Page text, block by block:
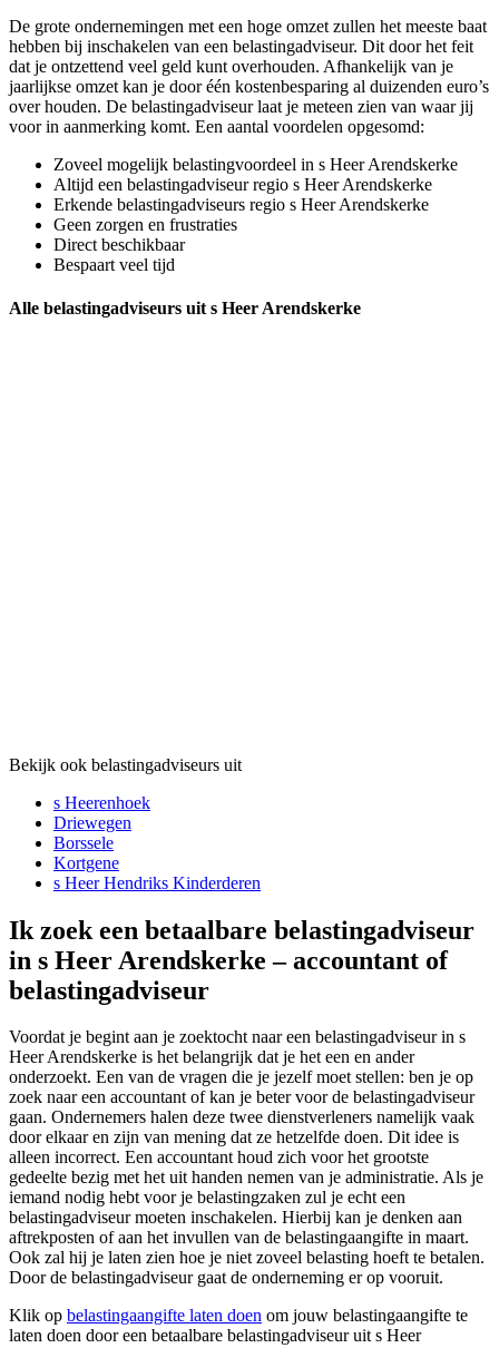
De grote ondernemingen met een hoge omzet zullen het meeste baat
hebben bij inschakelen van een belastingadviseur. Dit door het feit
dat je ontzettend veel geld kunt overhouden. Afhankelijk van je
jaarlijkse omzet kan je door één kostenbesparing al duizenden euro’s
over houden. De belastingadviseur laat je meteen zien van waar jij
voor in aanmerking komt. Een aantal voordelen opgesomd:
Zoveel mogelijk belastingvoordeel in s Heer Arendskerke
Altijd een belastingadviseur regio s Heer Arendskerke
Erkende belastingadviseurs regio s Heer Arendskerke
Geen zorgen en frustraties
Direct beschikbaar
Bespaart veel tijd
Alle belastingadviseurs uit s Heer Arendskerke
Bekijk ook belastingadviseurs uit
s Heerenhoek
Driewegen
Borssele
Kortgene
s Heer Hendriks Kinderderen
Ik zoek een betaalbare belastingadviseur
in s Heer Arendskerke – accountant of
belastingadviseur
Voordat je begint aan je zoektocht naar een belastingadviseur in s
Heer Arendskerke is het belangrijk dat je het een en ander
onderzoekt. Een van de vragen die je jezelf moet stellen: ben je op
zoek naar een accountant of kan je beter voor de belastingadviseur
gaan. Ondernemers halen deze twee dienstverleners namelijk vaak
door elkaar en zijn van mening dat ze hetzelfde doen. Dit idee is
alleen incorrect. Een accountant houd zich voor het grootste
gedeelte bezig met het uit handen nemen van je administratie. Als je
iemand nodig hebt voor je belastingzaken zul je echt een
belastingadviseur moeten inschakelen. Hierbij kan je denken aan
aftrekposten of aan het invullen van de belastingaangifte in maart.
Ook zal hij je laten zien hoe je niet zoveel belasting hoeft te betalen.
Door de belastingadviseur gaat de onderneming er op vooruit.
Klik op belastingaangifte laten doen om jouw belastingaangifte te
laten doen door een betaalbare belastingadviseur uit s Heer